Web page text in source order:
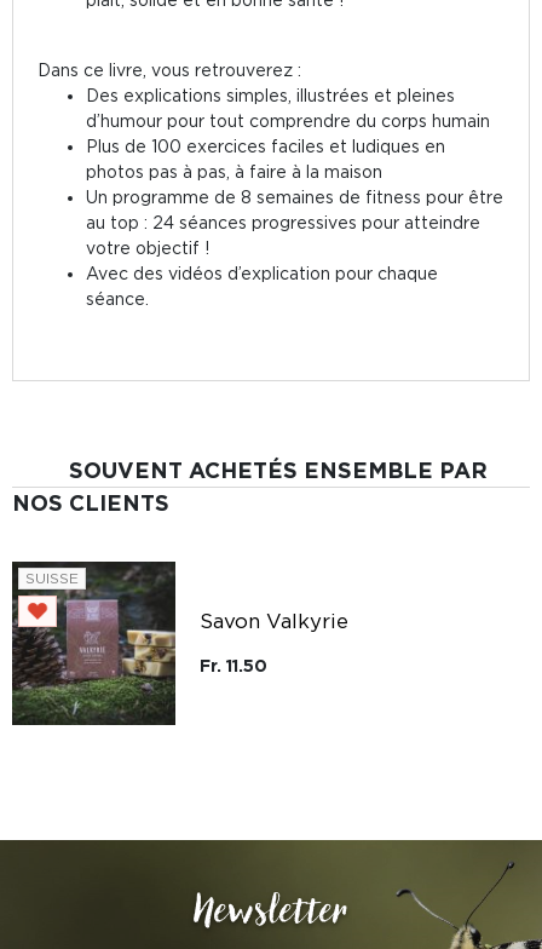
Dans ce livre, vous retrouverez :
Des explications simples, illustrées et pleines
d’humour pour tout comprendre du corps humain
Plus de 100 exercices faciles et ludiques en
photos pas à pas, à faire à la maison
Un programme de 8 semaines de fitness pour être
au top : 24 séances progressives pour atteindre
votre objectif !
Avec des vidéos d’explication pour chaque
séance.
SOUVENT ACHETÉS ENSEMBLE PAR
NOS CLIENTS
SUISSE
Savon Valkyrie
Fr. 11.50
Newsletter